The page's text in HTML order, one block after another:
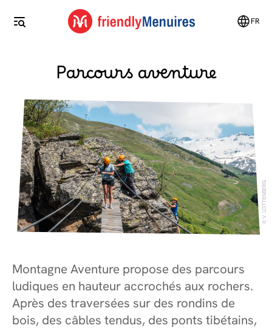
FR
Parcours aventure
V. LOTTENBERG
Montagne Aventure propose des parcours
ludiques en hauteur accrochés aux rochers.
Après des traversées sur des rondins de
bois, des câbles tendus, des ponts tibétains,